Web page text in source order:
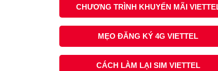
CHƯƠNG TRÌNH KHUYẾN MÃI
MẸO ĐĂNG KÝ 4G VIETTEL
CÁCH LÀM LẠI SIM VIETTEL